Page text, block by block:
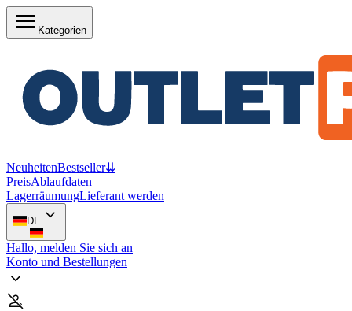
Kategorien
NeuheitenBestseller⇊
PreisAblaufdaten
LagerräumungLieferant werden
DE
Hallo, melden Sie sich an
Konto und Bestellungen